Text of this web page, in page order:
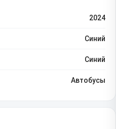
2024
Синий
Синий
Автобусы